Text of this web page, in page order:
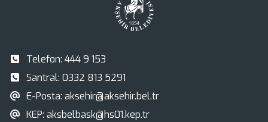
Telefon: 444 9 153
Santral: 0332 813 5291
E-Posta: aksehir@aksehir.bel.tr
KEP: aksbelbask@hs01.kep.tr